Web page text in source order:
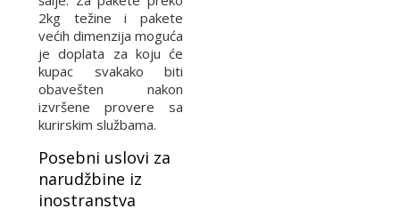
2kg težine i pakete
većih dimenzija moguća
je doplata za koju će
kupac svakako biti
obavešten nakon
izvršene provere sa
kurirskim službama.
Posebni uslovi za
narudžbine iz
inostranstva